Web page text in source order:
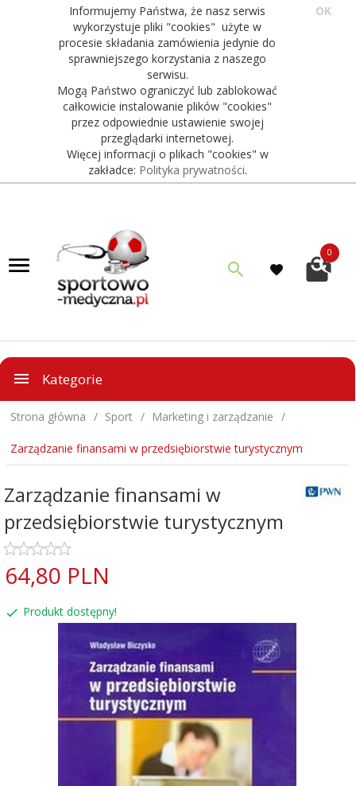
Informujemy Państwa, że nasz serwis
wykorzystuje pliki "cookies" użyte w
procesie składania zamówienia jedynie do
sprawniejszego korzystania z naszego
serwisu.
Mogą Państwo ograniczyć lub zablokować
całkowicie instalowanie plików "cookies"
przez odpowiednie ustawienie swojej
przeglądarki internetowej.
Więcej informacji o plikach "cookies" w
zakładce: Polityka prywatności.
OK
0
Kategorie
Strona główna Sport Marketing i zarządzanie
Zarządzanie finansami w przedsiębiorstwie turystycznym
Zarządzanie finansami w
przedsiębiorstwie turystycznym
64,80 PLN
Produkt dostępny!